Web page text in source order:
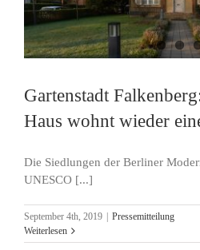
Gartenstadt
Haus wohnt wieder
Die Siedlungen der Berliner
UNESCO [...]
September 4th, 2019
Pressemitteilung
Weiterlesen